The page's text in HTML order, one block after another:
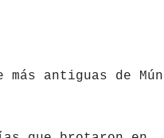
antiguas de